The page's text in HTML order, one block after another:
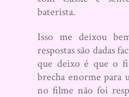
baterista.
Isso me deixou
respostas são dadas
que deixo é que o
brecha enorme para
no filme não foi